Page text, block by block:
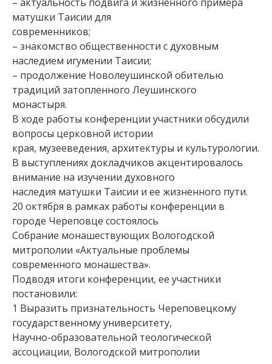
матушки Таисии для
современников;
– знакомство общественности с духовным
наследием игумении Таисии;
– продолжение Новолеушинской обителью
традиций затопленного Леушинского
монастыря.
В ходе работы конференции участники обсудили
вопросы церковной истории
края, музееведения, архитектуры и культурологии.
В выступлениях докладчиков акцентировалось
внимание на изучении духовного
наследия матушки Таисии и ее жизненного пути.
20 октября в рамках работы конференции в
городе Череповце состоялось
Собрание монашествующих Вологодской
митрополии «Актуальные проблемы
современного монашества».
Подводя итоги конференции, ее участники
постановили:
1 Выразить признательность Череповецкому
государственному университету,
Научно-образовательной теологической
ассоциации, Вологодской митрополии